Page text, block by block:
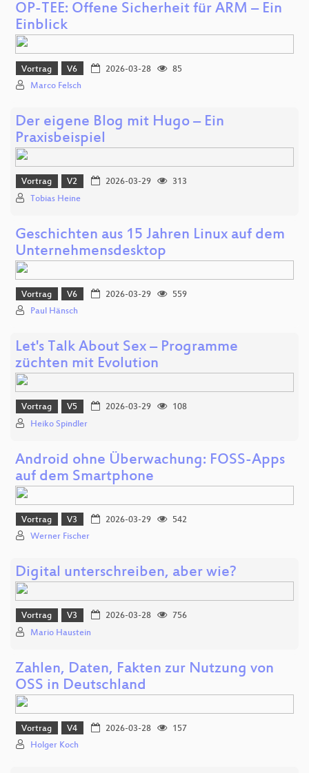
OP-TEE: Offene Sicherheit für ARM – Ein
Einblick
Vortrag V6 2026-03-28
85
Marco Felsch
Der eigene Blog mit Hugo – Ein
Praxisbeispiel
Vortrag V2 2026-03-29
313
Tobias Heine
Geschichten aus 15 Jahren Linux auf dem
Unternehmensdesktop
Vortrag V6 2026-03-29
559
Paul Hänsch
Let's Talk About Sex – Programme
züchten mit Evolution
Vortrag V5 2026-03-29
108
Heiko Spindler
Android ohne Überwachung: FOSS-Apps
auf dem Smartphone
Vortrag V3 2026-03-29
542
Werner Fischer
Digital unterschreiben, aber wie?
Vortrag V3 2026-03-28
756
Mario Haustein
Zahlen, Daten, Fakten zur Nutzung von
OSS in Deutschland
Vortrag V4 2026-03-28
157
Holger Koch